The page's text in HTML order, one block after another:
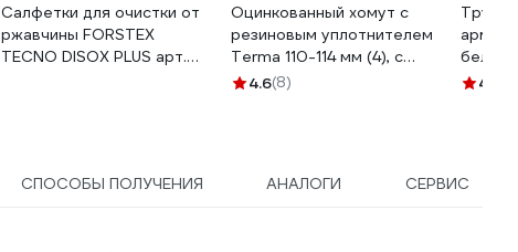
Салфетки для очистки от
ржавчины FORSTEX
TECNO DISOX PLUS арт.
Оцинкованный хомут с
резиновым уплотнителем
Terma 110-114 мм (4), с
гайкой М10 24040 28720
4.6(8)
Труба
арм.
белый
4.8
СПОСОБЫ ПОЛУЧЕНИЯ АНАЛОГИ СЕРВИС